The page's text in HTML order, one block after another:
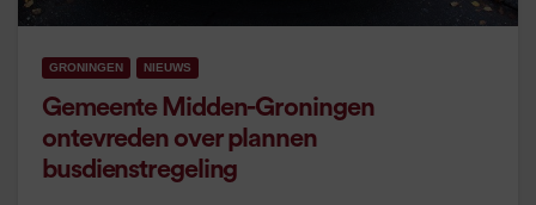
GRONINGEN NIEUWS
Gemeente Midden-Groningen
ontevreden over plannen
busdienstregeling